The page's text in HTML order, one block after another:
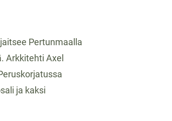
Pertunmaalla
Arkkitehti Axel
ja kaksi